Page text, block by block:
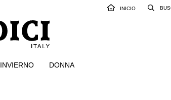
INVIERNO DONNA
INICIO